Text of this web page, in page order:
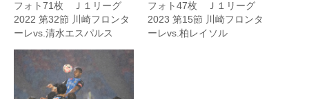
フォト71枚 Ｊ１リーグ
2022 第32節 川崎フロンタ
ーレvs.清水エスパルス
フォト47枚 Ｊ１リーグ
2023 第15節 川崎フロンタ
ーレvs.柏レイソル